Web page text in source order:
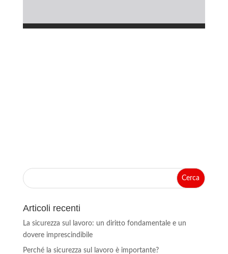
Articoli recenti
La sicurezza sul lavoro: un diritto fondamentale e un
dovere imprescindibile
Perché la sicurezza sul lavoro è importante?